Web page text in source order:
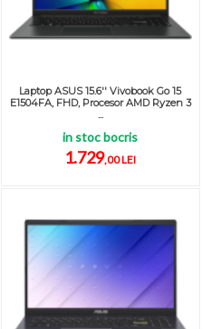
Laptop ASUS 15.6'' Vivobook Go 15
E1504FA, FHD, Procesor AMD Ryzen 3
...
in stoc bocris
1.729,00 LEI